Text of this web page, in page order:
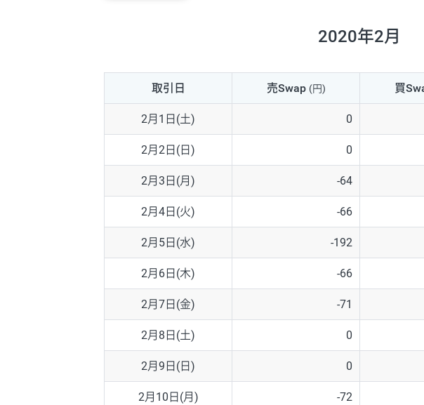
AUD/USD
NZD/USD 41円
EUR/GBP 71円
EUR/AUD 103円
GBP/AUD 43円
AUD/NZD 66円
EUR/CHF 111円
GBP/CHF 220円
USD/CHF 160円
※取引証拠金は同日の当社為替レート（ニューヨーククローズ・MIDレ
※ハンガリーフォリント/円と南アフリカランド/円とメキシコペソ/
2020年2月
取引日 売Swap (円) 買
2月1日(土) 0
2月2日(日) 0
2月3日(月) -64
2月4日(火) -66
2月5日(水) -192
2月6日(木) -66
2月7日(金) -71
2月8日(土) 0
2月9日(日) 0
2月10日(月) -72